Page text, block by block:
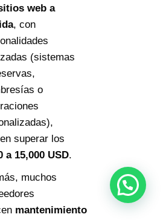
web a
, con
(sistemas
o
superar los
a 15,000 USD.
muchos
mantenimiento